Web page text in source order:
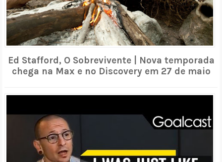
Ed Stafford, O Sobrevivente | Nova temporada
chega na Max e no Discovery em 27 de maio